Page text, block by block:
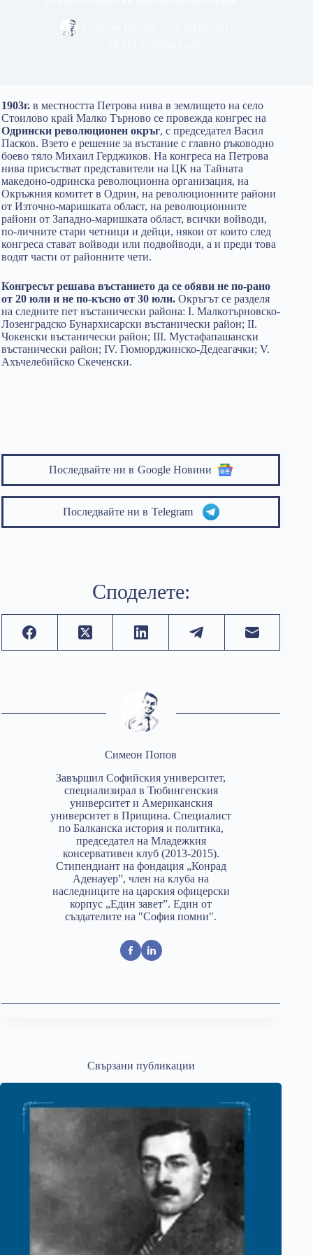
1903г. в местността Петрова нива в землището на село
Стоилово край Малко Търново се провежда конгрес на
Одрински революционен окръг, с председател Васил
Пасков. Взето е решение за въстание с главно ръководно
боево тяло Михаил Герджиков. На конгреса на Петрова
нива присъстват представители на ЦК на Тайната
македоно-одринска революционна организация, на
Окръжния комитет в Одрин, на революционните райони
от Източно-маришката област, на революционните
райони от Западно-маришката област, всички войводи,
по-личните стари четници и дейци, някои от които след
конгреса стават войводи или подвойводи, а и преди това
водят части от районните чети.
Конгресът решава въстанието да се обяви не по-рано
от 20 юли и не по-късно от 30 юли. Окръгът се разделя
на следните пет въстанически района: I. Малкотърновско-
Лозенградско Бунархисарски въстанически район; II.
Чокенски въстанически район; ІІІ. Мустафапашански
въстанически район; IV. Гюмюрджинско-Дедеагачки; V.
Ахъчелебийско Скеченски.
Последвайте ни в Google Новини
Последвайте ни в Telegram
Споделете:
Симеон Попов
Завършил Софийския университет,
специализирал в Тюбингенския
университет и Американския
университет в Прищина. Специалист
по Балканска история и политика,
председател на Младежкия
консервативен клуб (2013-2015).
Стипендиант на фондация „Конрад
Аденауер”, член на клуба на
наследниците на царския офицерски
корпус „Един завет”. Един от
създателите на "София помни".
Свързани публикации